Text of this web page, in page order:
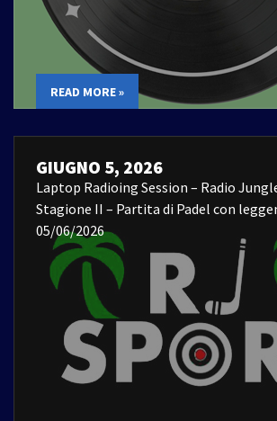
READ MORE »
GIUGNO 5, 2026
Laptop Radioing Session – Radio
Stagione II – Partita di Padel con
05/06/2026